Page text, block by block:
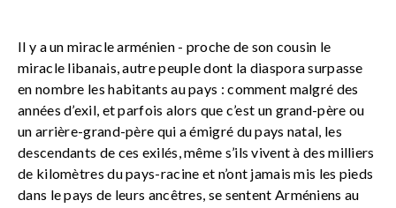
Il y a un miracle arménien - proche de son cousin le
miracle libanais, autre peuple dont la diaspora surpasse
en nombre les habitants au pays : comment malgré des
années d’exil, et parfois alors que c’est un grand-père ou
un arrière-grand-père qui a émigré du pays natal, les
descendants de ces exilés, même s’ils vivent à des milliers
de kilomètres du pays-racine et n’ont jamais mis les pieds
dans le pays de leurs ancêtres, se sentent Arméniens au